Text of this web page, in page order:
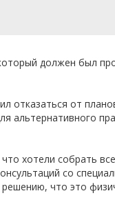
должен был
отказаться от
альтернативного
хотели собрать
со
что это